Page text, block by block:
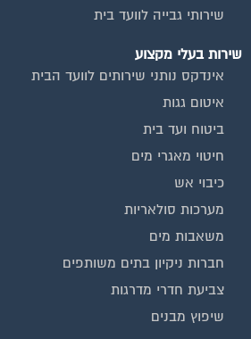
שירותי גבייה לוועד בית
שירות בעלי מקצוע
אינדקס נותני שירותים לוועד הבית
איטום גגות
ביטוח ועד בית
חיטוי מאגרי מים
כיבוי אש
מערכות סולאריות
משאבות מים
חברות ניקיון בתים משותפים
צביעת חדרי מדרגות
שיפוץ מבנים